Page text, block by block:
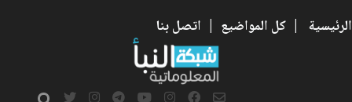
الرئيسية | كل المواضيع | اتصل بنا